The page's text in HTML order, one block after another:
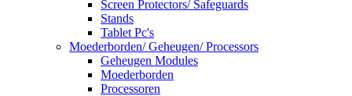
Screen Protectors/ Safeguards
Stands
Tablet Pc's
Moederborden/ Geheugen/ Processors
Geheugen Modules
Moederborden
Processoren